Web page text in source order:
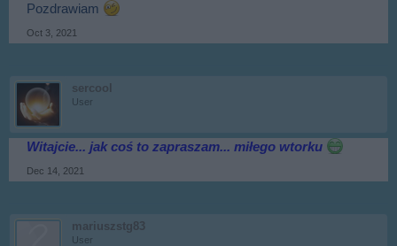
Pozdrawiam
Oct 3, 2021
sercool
User
Witajcie... jak coś to zapraszam... miłego wtorku
Dec 14, 2021
mariuszstg83
User